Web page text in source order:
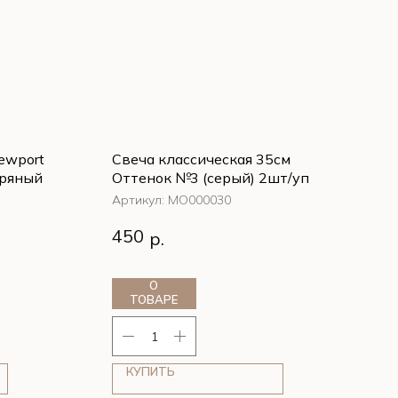
Свеча классическая 35см
Оттенок №3 (серый) 2шт/уп
Артикул: МО000030
Свеча классическая 35см
Оттенок №3 (серый) 2шт/уп
450 р.
О
ТОВАРЕ
КУПИТЬ